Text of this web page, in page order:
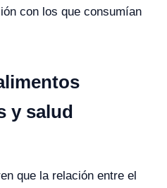
con los que consumían
y salud
que la relación entre el